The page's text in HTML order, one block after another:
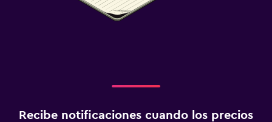
Recibe notificaciones cuando los precios